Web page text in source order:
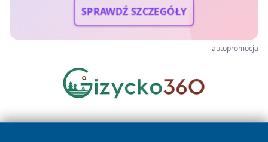
SPRAWDŹ SZCZEGÓŁY
autopromocja